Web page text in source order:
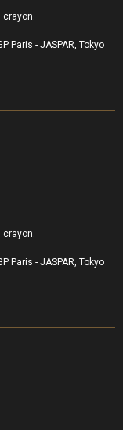
crayon.
Paris - JASPAR, Tokyo
crayon.
Paris - JASPAR, Tokyo